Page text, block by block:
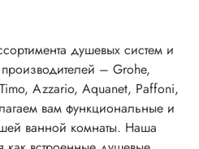
душевых систем и
– Grohe,
Azzario, Aquanet, Paffoni,
вам функциональные и
ванной комнаты. Наша